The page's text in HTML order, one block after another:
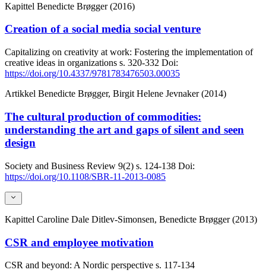
Kapittel Benedicte Brøgger (2016)
Creation of a social media social venture
Capitalizing on creativity at work: Fostering the implementation of
creative ideas in organizations s. 320-332 Doi:
https://doi.org/10.4337/9781783476503.00035
Artikkel Benedicte Brøgger, Birgit Helene Jevnaker (2014)
The cultural production of commodities:
understanding the art and gaps of silent and seen
design
Society and Business Review 9(2) s. 124-138 Doi:
https://doi.org/10.1108/SBR-11-2013-0085
Kapittel Caroline Dale Ditlev-Simonsen, Benedicte Brøgger (2013)
CSR and employee motivation
CSR and beyond: A Nordic perspective s. 117-134